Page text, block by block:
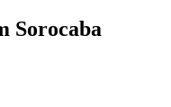
Sorocaba